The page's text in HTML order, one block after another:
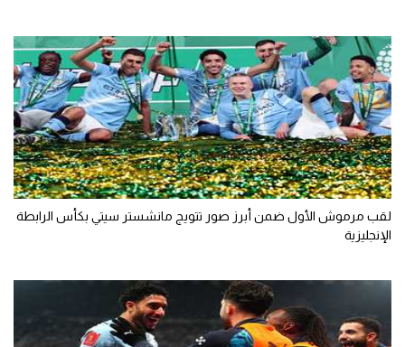
لقب مرموش الأول ضمن أبرز صور تتويج مانشستر سيتي بكأس الرابطة
الإنجليزية